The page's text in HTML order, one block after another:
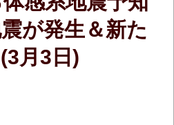
が発生＆新た
月3日)